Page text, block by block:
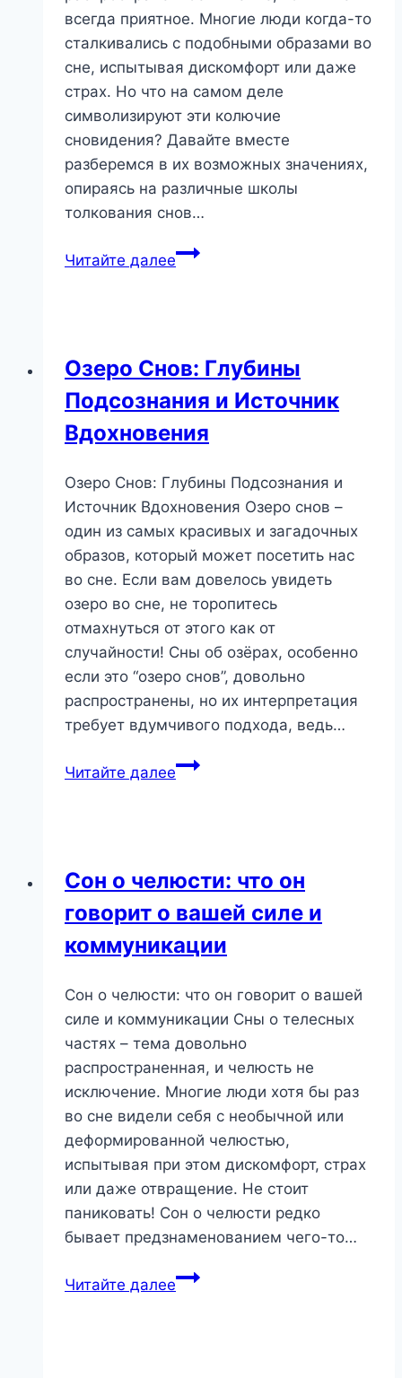
всегда приятное. Многие люди когда-то
сталкивались с подобными образами во
сне, испытывая дискомфорт или даже
страх. Но что на самом деле
символизируют эти колючие
сновидения? Давайте вместе
разберемся в их возможных значениях,
опираясь на различные школы
толкования снов…
Читайте далееКолючая
об
Иглах?
Озеро Снов: Глубины
Подсознания и Источник
Вдохновения
Озеро Снов: Глубины Подсознания и
Источник Вдохновения Озерo снов –
один из самых красивых и загадочных
образов, который может посетить нас
во сне. Если вам довелось увидеть
озеро во сне, не торопитесь
отмахнуться от этого как от
случайности! Сны об озёрах, особенно
если это “озеро снов”, довольно
распространены, но их интерпретация
требует вдумчивого подхода, ведь…
Читайте далееОзеро
Источник
Вдохновения
Сон о челюсти: что он
говорит о вашей силе и
коммуникации
Сон о челюсти: что он говорит о вашей
силе и коммуникации Сны о телесных
частях – тема довольно
распространенная, и челюсть не
исключение. Многие люди хотя бы раз
во сне видели себя с необычной или
деформированной челюстью,
испытывая при этом дискомфорт, страх
или даже отвращение. Не стоит
паниковать! Сон о челюсти редко
бывает предзнаменованием чего-то…
Читайте далееСон